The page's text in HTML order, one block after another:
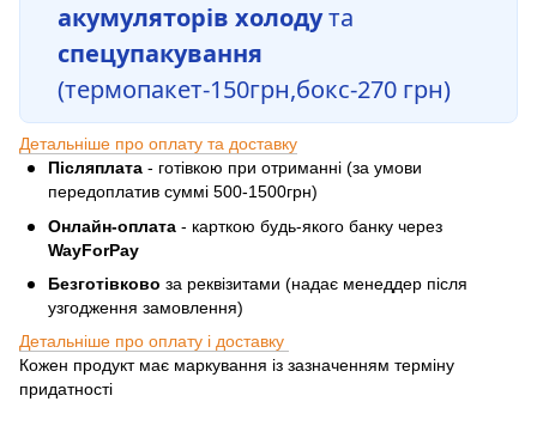
акумуляторів холодута
спецупакування
(термопакет-150грн,бокс-270 грн)
Детальніше про оплату та доставку
Післяплата - готівкою при отриманні (за умови
передоплатив суммі 500-1500грн)
Онлайн-оплата - карткою будь-якого банку через
WayForPay
Безготівково за реквізитами (надає менеддер після
узгодження замовлення)
Детальніше про оплату і доставку
Кожен продукт має маркування із зазначенням терміну
придатності